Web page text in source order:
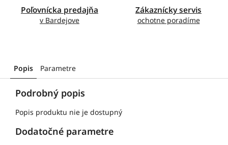
Poľovnícka predajňa
v Bardejove
Zákaznícky servis
ochotne poradíme
Popis Parametre
Podrobný popis
Popis produktu nie je dostupný
Dodatočné parametre